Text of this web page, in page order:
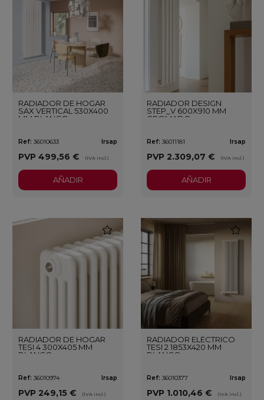
RADIADOR DE HOGAR
SAX VERTICAL 530X400
MM BLANCO
Ref: 36010633 Irsap
PVP 499,56 € (IVA incl.)
AÑADIR
RADIADOR DESIGN
STEP_V 600X910 MM
CROMADO
Ref: 36011181 Irsap
PVP 2.309,07 € (IVA incl.)
AÑADIR
RADIADOR DE HOGAR
TESI 4 300X405 MM
BLANCO
Ref: 36010974 Irsap
PVP 249,15 € (IVA incl.)
favorite
RADIADOR ELÉCTRICO
TESI 2 1853X420 MM
BLANCO
Ref: 36010377 Irsap
PVP 1.010,46 € (IVA incl.)